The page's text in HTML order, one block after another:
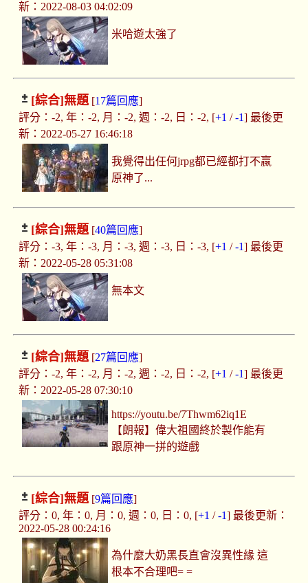
新：2022-08-03 04:02:09
米哈遊太強了
[綜合]無題[17篇回應]
評分：-2, 年：-2, 月：-2, 週：-2, 日：-2, [+1 /-1] 最後更
新：2022-05-27 16:46:18
我覺得出任何jrpg都已經都打不贏
原神了...
[綜合]無題[40篇回應]
評分：-3, 年：-3, 月：-3, 週：-3, 日：-3, [+1 /-1] 最後更
新：2022-05-28 05:31:08
無本文
[綜合]無題[27篇回應]
評分：-2, 年：-2, 月：-2, 週：-2, 日：-2, [+1 /-1] 最後更
新：2022-05-28 07:30:10
https://youtu.be/7Thwm62iq1E
【朗報】偉大祖國終於製作能有
跟原神一拼的遊戲
[綜合]無題[9篇回應]
評分：0, 年：0, 月：0, 週：0, 日：0, [+1 /-1] 最後更新：
2022-05-28 00:24:16
為什麼大奶黑長直會沒異性緣 這
根本不合理吧= =